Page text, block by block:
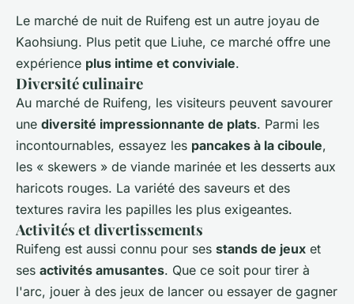
Le marché de nuit de Ruifeng est un autre joyau de
Kaohsiung. Plus petit que Liuhe, ce marché offre une
expérience plus intime et conviviale.
Diversité culinaire
Au marché de Ruifeng, les visiteurs peuvent savourer
une diversité impressionnante de plats. Parmi les
incontournables, essayez les pancakes à la ciboule,
les « skewers » de viande marinée et les desserts aux
haricots rouges. La variété des saveurs et des
textures ravira les papilles les plus exigeantes.
Activités et divertissements
Ruifeng est aussi connu pour ses stands de jeux et
ses activités amusantes. Que ce soit pour tirer à
l'arc, jouer à des jeux de lancer ou essayer de gagner